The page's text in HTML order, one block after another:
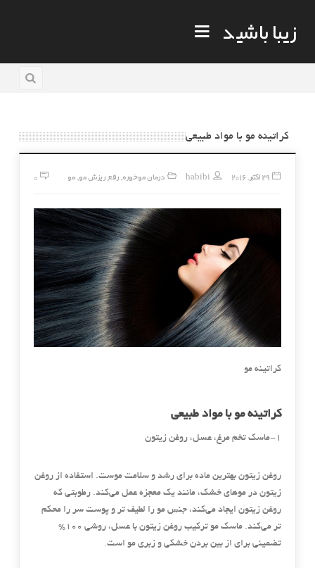
زیبا باشید
کراتینه مو با مواد طبیعی
29 اکتبر, 2016 habibi درمان موخوره, رفع ریزش مو, مو 0
کراتینه مو
کراتینه مو با مواد طبیعی
1-ماسک تخم مرغ، عسل، روغن زیتون
روغن زیتون بهترین ماده برای رشد و سلامت موست. استفاده از روغن
زیتون در موهای خشک، مانند یک معجزه عمل می‌کند. رطوبتی که
روغن زیتون ایجاد می‌کند، جنس مو را لطیف تر و پوست سر را محکم
تر می‌کند. ماسک مو ترکیب روغن زیتون با عسل، روشی 100%
تضمینی برای از بین بردن خشکی و زبری مو است.